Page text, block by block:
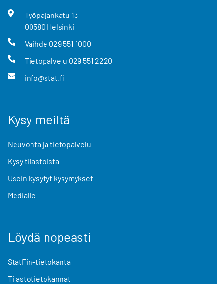
Työpajankatu 13
00580 Helsinki
Vaihde 029 551 1000
Tietopalvelu 029 551 2220
info@stat.fi
Kysy meiltä
Neuvonta ja tietopalvelu
Kysy tilastoista
Usein kysytyt kysymykset
Medialle
Löydä nopeasti
StatFin-tietokanta
Tilastotietokannat